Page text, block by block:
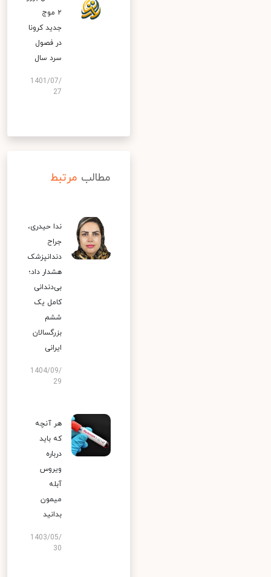
۲ موج
جدید کرونا
در فصول
سرد سال
1401/07/
27
مطالب مرتبط
ندا حیدری،
جراح
دندانپزشک
هشدار داد؛
بی‌دندانی
کامل یک
ششم
بزرگسالان
ایرانی
1404/09/
29
هر آنچه
که باید
درباره
ویروس
آبله
میمون
بدانید
1403/05/
30